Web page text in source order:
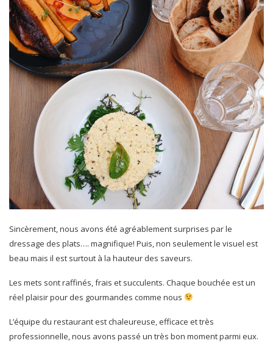
Sincèrement, nous avons été agréablement surprises par le
dressage des plats…. magnifique! Puis, non seulement le visuel est
beau mais il est surtout à la hauteur des saveurs.
Les mets sont raffinés, frais et succulents. Chaque bouchée est un
réel plaisir pour des gourmandes comme nous
L’équipe du restaurant est chaleureuse, efficace et très
professionnelle, nous avons passé un très bon moment parmi eux.